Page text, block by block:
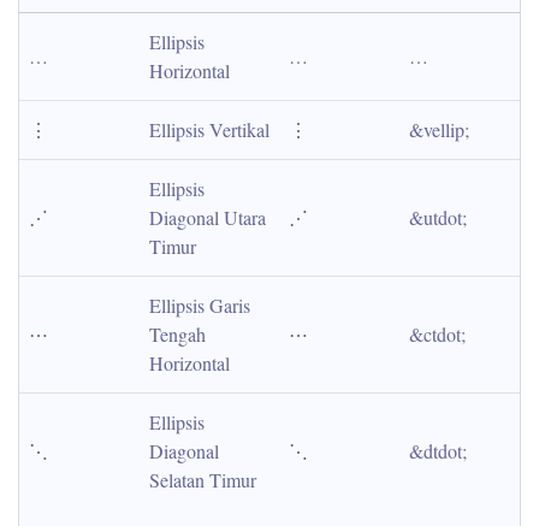
…
Ellipsis
Horizontal
… …
⋮ Ellipsis Vertikal ⋮ &vellip;
⋰
Ellipsis
Diagonal Utara
Timur
⋰ &utdot;
⋯
Ellipsis Garis
Tengah
Horizontal
⋯ &ctdot;
⋱
Ellipsis
Diagonal
Selatan Timur
⋱ &dtdot;